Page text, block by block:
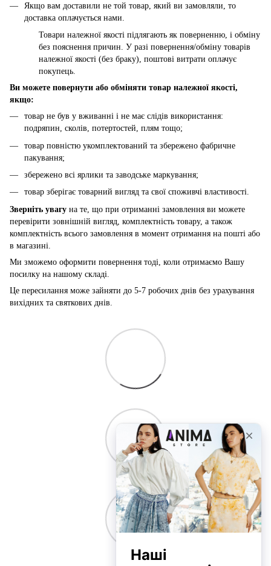
Якщо вам доставили не той товар, який ви замовляли, то
доставка оплачується нами.
Товари належної якості підлягають як поверненню, і обміну
без пояснення причин. У разі повернення/обміну товарів
належної якості (без браку), поштові витрати оплачує
покупець.
Ви можете повернути або обміняти товар належної якості,
якщо:
товар не був у вживанні і не має слідів використання:
подряпин, сколів, потертостей, плям тощо;
товар повністю укомплектований та збережено фабричне
пакування;
збережено всі ярлики та заводське маркування;
товар зберігає товарний вигляд та свої споживчі властивості.
Зверніть увагу на те, що при отриманні замовлення ви можете
перевірити зовнішній вигляд, комплектність товару, а також
комплектність всього замовлення в момент отримання на пошті або
в магазині.
Ми зможемо оформити повернення тоді, коли отримаємо Вашу
посилку на нашому складі.
Це пересилання може зайняти до 5-7 робочих днів без урахування
вихідних та святкових днів.